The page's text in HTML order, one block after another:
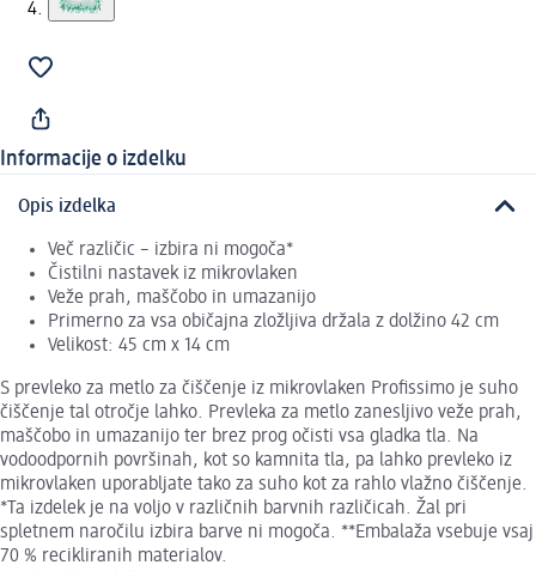
Informacije o izdelku
Opis izdelka
Več različic – izbira ni mogoča*
Čistilni nastavek iz mikrovlaken
Veže prah, maščobo in umazanijo
Primerno za vsa običajna zložljiva držala z dolžino 42 cm
Velikost: 45 cm x 14 cm
S prevleko za metlo za čiščenje iz mikrovlaken Profissimo je suho
čiščenje tal otročje lahko. Prevleka za metlo zanesljivo veže prah,
maščobo in umazanijo ter brez prog očisti vsa gladka tla. Na
vodoodpornih površinah, kot so kamnita tla, pa lahko prevleko iz
mikrovlaken uporabljate tako za suho kot za rahlo vlažno čiščenje.
*Ta izdelek je na voljo v različnih barvnih različicah. Žal pri
spletnem naročilu izbira barve ni mogoča. **Embalaža vsebuje vsaj
70 % recikliranih materialov.